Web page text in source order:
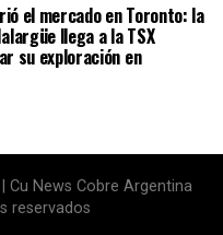
el mercado en Toronto: la
llega a la TSX
su exploración en
Cu News Cobre Argentina
reservados